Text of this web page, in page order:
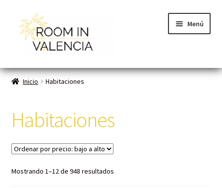
Menú
Inicio
Cómo funciona
Contacto
Planes VLC
Inicio Habitaciones
Habitaciones
Mostrando 1–12 de 948 resultados